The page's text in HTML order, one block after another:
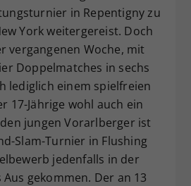
in Repentigny zu
York weitergereist. Doch
vergangenen Woche, mit
Doppelmatches in sechs
lediglich einem spielfreien
17-Jährige wohl auch ein
jungen Vorarlberger ist
Slam-Turnier in Flushing
jedenfalls in der
gekommen. Der an 13
Wert speichert Ihre Consent-
Unter anderem eine
generierte ID, für die
Speicherung Ihrer
Einstellungen, falls der
Betreiber dies eingestellt